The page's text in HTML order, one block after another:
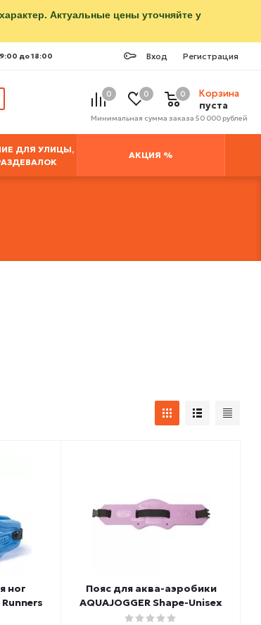
Актуальные цены уточняйте у
Вход Регистрация
до 18:00
0 0
Корзина
пуста
0
Минимальная сумма заказа 50 000 рублей
ДЛЯ УЛИЦЫ,
АКЦИЯ %
ног
Runners
Пояс для аква-аэробики
AQUAJOGGER Shape-Unisex